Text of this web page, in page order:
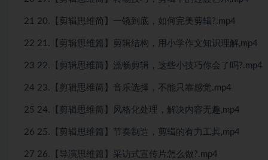
21 20.【剪辑思维简】一镜到底，如何完美剪辑?.mp4
22 21.【剪辑思维篇】剪辑结构，用小学作文知识理解,mp4
23 22.【剪辑思维筒】流畅剪辑，这些小技巧你会了吗?.mp4
24 23.【剪辑思维筒】音乐选择，不能只靠感觉.mp4
25 24.【剪辑思维筒】风格化处理，解决内容无趣,mp4
26 25.【剪辑思维篇】节奏制造，剪辑的有力工具,mp4
27 26.【导演思维篇】采访式宣传片怎么做?.mp4